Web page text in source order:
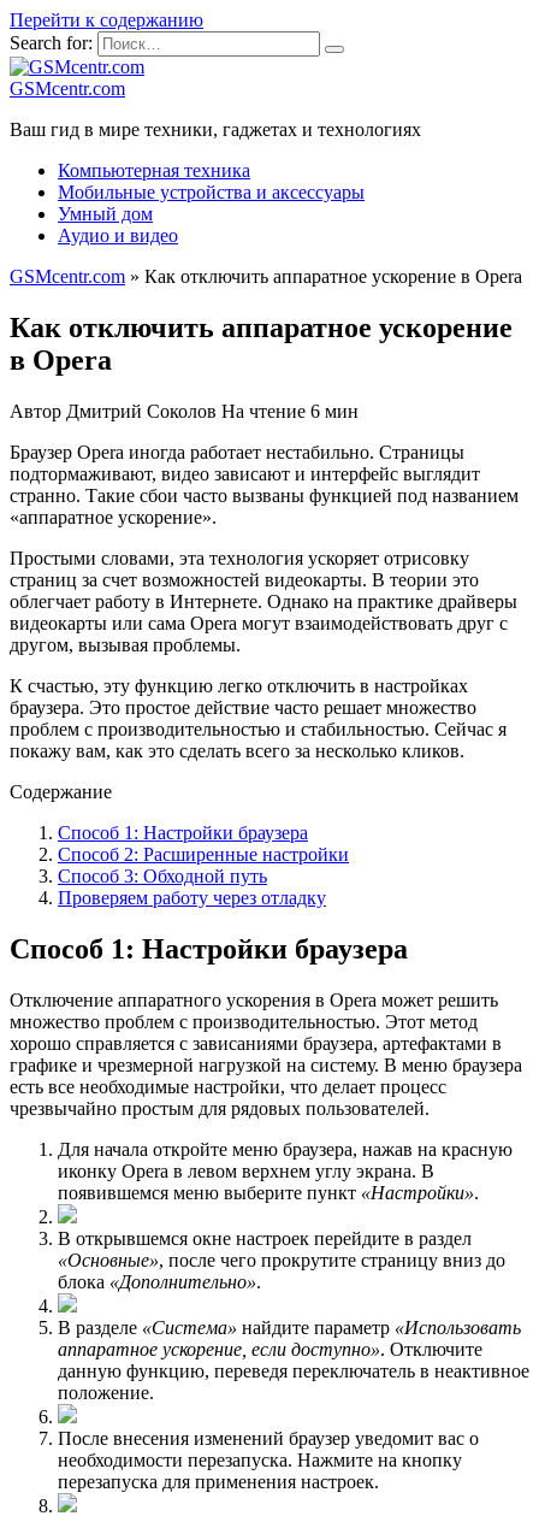
Перейти к содержанию
Search for:
GSMcentr.com
Ваш гид в мире техники, гаджетах и технологиях
Компьютерная техника
Мобильные устройства и аксессуары
Умный дом
Аудио и видео
GSMcentr.com » Как отключить аппаратное ускорение в Opera
Как отключить аппаратное ускорение
в Opera
Автор Дмитрий Соколов На чтение 6 мин
Браузер Opera иногда работает нестабильно. Страницы
подтормаживают, видео зависают и интерфейс выглядит
странно. Такие сбои часто вызваны функцией под названием
«аппаратное ускорение».
Простыми словами, эта технология ускоряет отрисовку
страниц за счет возможностей видеокарты. В теории это
облегчает работу в Интернете. Однако на практике драйверы
видеокарты или сама Opera могут взаимодействовать друг с
другом, вызывая проблемы.
К счастью, эту функцию легко отключить в настройках
браузера. Это простое действие часто решает множество
проблем с производительностью и стабильностью. Сейчас я
покажу вам, как это сделать всего за несколько кликов.
Содержание
Способ 1: Настройки браузера
Способ 2: Расширенные настройки
Способ 3: Обходной путь
Проверяем работу через отладку
Способ 1: Настройки браузера
Отключение аппаратного ускорения в Opera может решить
множество проблем с производительностью. Этот метод
хорошо справляется с зависаниями браузера, артефактами в
графике и чрезмерной нагрузкой на систему. В меню браузера
есть все необходимые настройки, что делает процесс
чрезвычайно простым для рядовых пользователей.
Для начала откройте меню браузера, нажав на красную
иконку Opera в левом верхнем углу экрана. В
появившемся меню выберите пункт «Настройки».
В открывшемся окне настроек перейдите в раздел
«Основные», после чего прокрутите страницу вниз до
блока «Дополнительно».
В разделе «Система» найдите параметр «Использовать
аппаратное ускорение, если доступно». Отключите
данную функцию, переведя переключатель в неактивное
положение.
После внесения изменений браузер уведомит вас о
необходимости перезапуска. Нажмите на кнопку
перезапуска для применения настроек.